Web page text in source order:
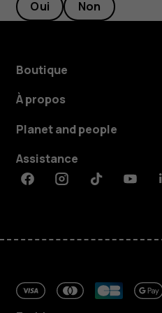
Oui Non
Boutique
À propos
Planet and people
Assistance
FacebookInstagramTiktok